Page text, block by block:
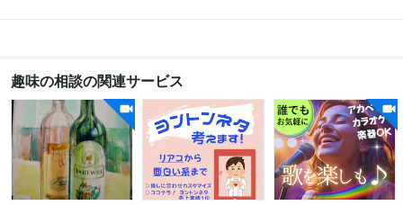
趣味の相談の関連サービス